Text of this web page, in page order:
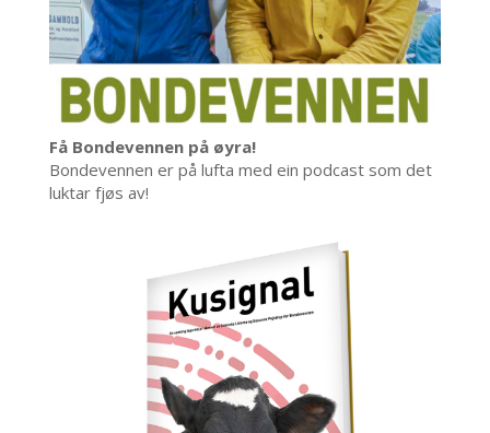
Få Bondevennen på øyra!
Bondevennen er på lufta med ein podcast som det
luktar fjøs av!